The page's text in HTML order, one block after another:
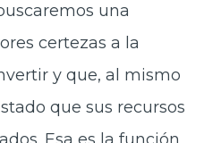
una
certezas a la
y que, al mismo
que sus recursos